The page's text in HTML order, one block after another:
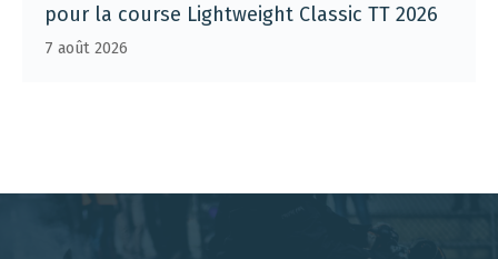
pour la course Lightweight Classic TT 2026
7 août 2026